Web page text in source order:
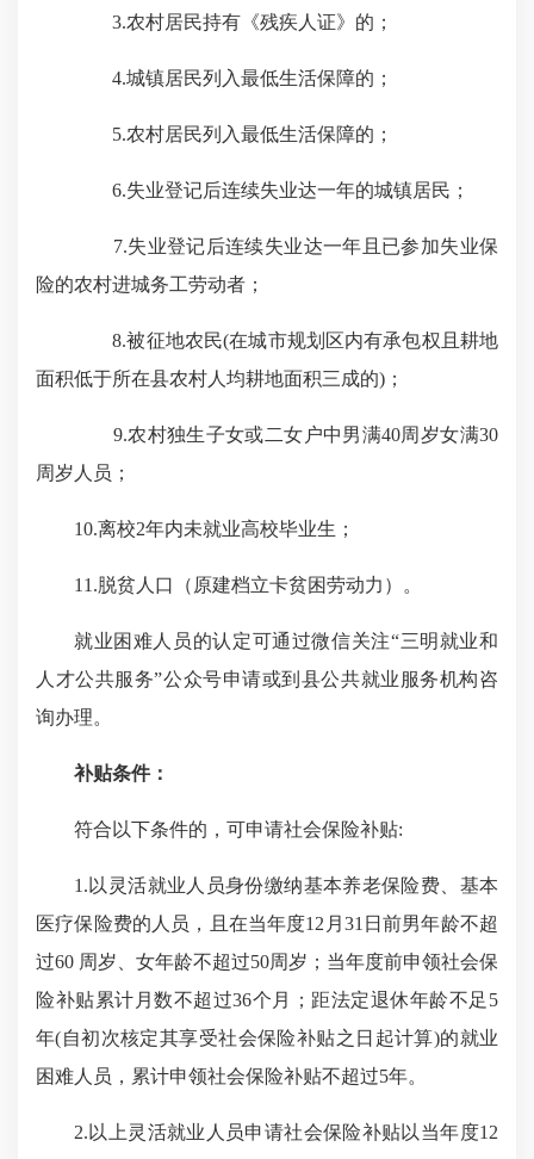
3.农村居民持有《残疾人证》的；
4.城镇居民列入最低生活保障的；
5.农村居民列入最低生活保障的；
6.失业登记后连续失业达一年的城镇居民；
7.失业登记后连续失业达一年且已参加失业保
险的农村进城务工劳动者；
8.被征地农民(在城市规划区内有承包权且耕地
面积低于所在县农村人均耕地面积三成的)；
9.农村独生子女或二女户中男满40周岁女满30
周岁人员；
10.离校2年内未就业高校毕业生；
11.脱贫人口（原建档立卡贫困劳动力）。
就业困难人员的认定可通过微信关注“三明就业和
人才公共服务”公众号申请或到县公共就业服务机构咨
询办理。
补贴条件：
符合以下条件的，可申请社会保险补贴:
1.以灵活就业人员身份缴纳基本养老保险费、基本
医疗保险费的人员，且在当年度12月31日前男年龄不超
过60 周岁、女年龄不超过50周岁；当年度前申领社会保
险补贴累计月数不超过36个月；距法定退休年龄不足5
年(自初次核定其享受社会保险补贴之日起计算)的就业
困难人员，累计申领社会保险补贴不超过5年。
2.以上灵活就业人员申请社会保险补贴以当年度12